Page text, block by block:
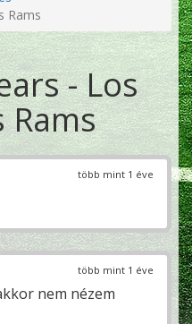
Rams
- Los
Rams
több mint 1 éve
több mint 1 éve
nem nézem